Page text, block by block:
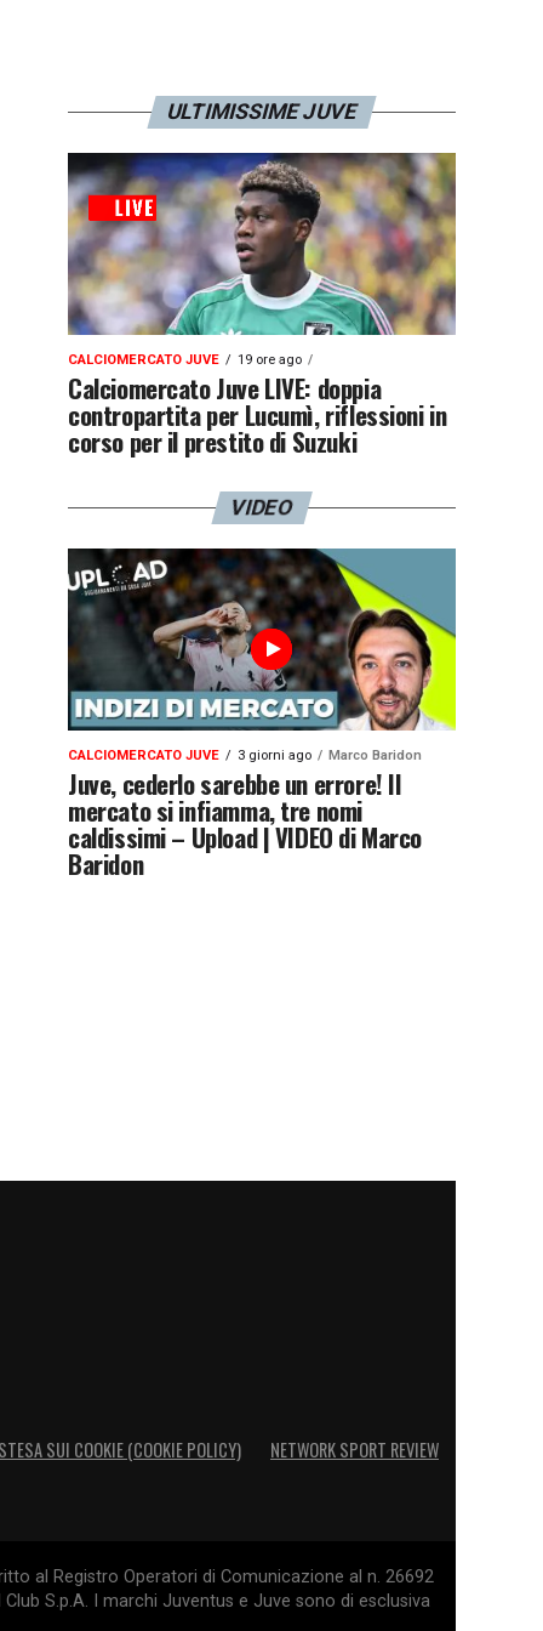
ULTIMISSIME JUVE
CALCIOMERCATO JUVE 19 ore ago
Calciomercato Juve LIVE: doppia
contropartita per Lucumì, riflessioni in
corso per il prestito di Suzuki
VIDEO
CALCIOMERCATO JUVE 3 giorni ago Marco Baridon
Juve, cederlo sarebbe un errore! Il
mercato si infiamma, tre nomi
caldissimi – Upload | VIDEO di Marco
Baridon
SUI COOKIE (COOKIE POLICY) NETWORK SPORT REVIEW
al Registro Operatori di Comunicazione al n. 26692
S.p.A. I marchi Juventus e Juve sono di esclusiva